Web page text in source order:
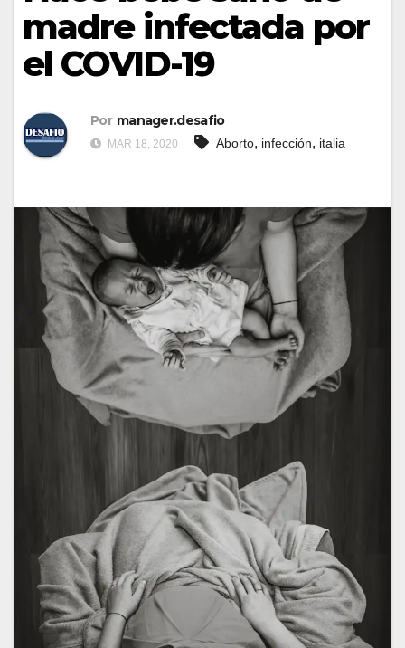
madre infectada por
el COVID-19
Por manager.desafio
MAR 18, 2020 Aborto, infección, italia